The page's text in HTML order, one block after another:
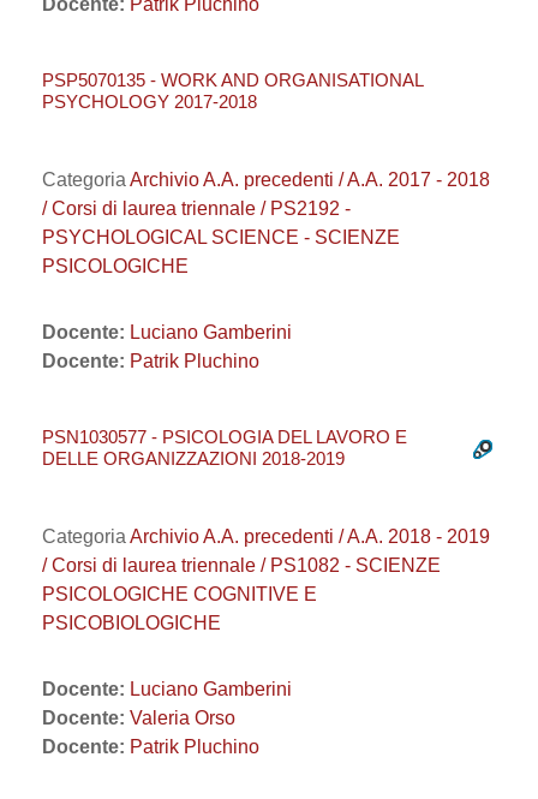
Docente: Patrik Pluchino
PSP5070135 - WORK AND ORGANISATIONAL
PSYCHOLOGY 2017-2018
Categoria Archivio A.A. precedenti / A.A. 2017 - 2018
/ Corsi di laurea triennale / PS2192 -
PSYCHOLOGICAL SCIENCE - SCIENZE
PSICOLOGICHE
Docente: Luciano Gamberini
Docente: Patrik Pluchino
PSN1030577 - PSICOLOGIA DEL LAVORO E
DELLE ORGANIZZAZIONI 2018-2019
Categoria Archivio A.A. precedenti / A.A. 2018 - 2019
/ Corsi di laurea triennale / PS1082 - SCIENZE
PSICOLOGICHE COGNITIVE E
PSICOBIOLOGICHE
Docente: Luciano Gamberini
Docente: Valeria Orso
Docente: Patrik Pluchino